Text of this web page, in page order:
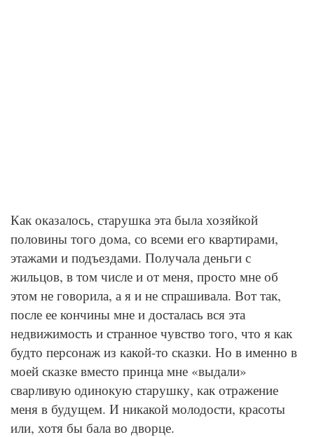
Как оказалось, старушка эта была хозяйкой
половины того дома, со всеми его квартирами,
этажами и подъездами. Получала деньги с
жильцов, в том числе и от меня, просто мне об
этом не говорила, а я и не спрашивала. Вот так,
после ее кончины мне и досталась вся эта
недвижимость и странное чувство того, что я как
будто персонаж из какой-то сказки. Но в именно в
моей сказке вместо принца мне «выдали»
сварливую одинокую старушку, как отражение
меня в будущем. И никакой молодости, красоты
или, хотя бы бала во дворце.